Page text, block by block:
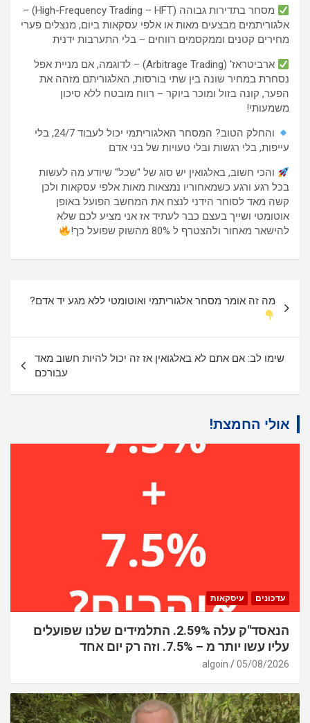
מסחר בתדירות גבוהה (High-Frequency Trading – HFT) –
אלגוריתמים מבצעים מאות או אלפי עסקאות ביום, מנצלים פערי
מחירים קטנים וממקסמים רווחים – בלי התערבות ידנית
ארביטראז' (Arbitrage Trading) – לדוגמה, אם מניית אפל
נסחרת במחיר שונה בין שתי בורסות, האלגוריתם מזהה את
הפער, קונה בזול ומוכר ביוקר – רווח מובטח ללא סיכון
משמעותי!
והחלק הטוב? המסחר האלגוריתמי יכול לעבוד 24/7, בלי
עייפות, בלי רגשות ובלי טעויות של בני אדם
והכי חשוב, באלגואין יש סוג של "שכל" שיודע מה לעשות
בכל רגע ורגע כשמאחוריו נמצאות מאות אלפי עסקאות ולכן
קשה מאד לסוחר הידני לנצח את המחשב הפועל באופן
אוטומטי ושייך בעצם כבר לעתיד אז אני מציע לכם שלא
להישאר מאחור ולהצטרף ל 80% מהשוק שפועל כך!
מה זה אומר מסחר אלגוריתמי ואוטומטי ללא מגע יד אדם?
שימו לב: אם אתם לא באלגואין אז זה יכול להיות חשוב מאד
עבורכם
אולי החמצת!
עדכונים עיסקאות
הנאסד"ק עלה 2.59%. התלמידים שלנו שפועלים
עליו עשו יותר מ – 7.5%. וזה רק יום אחד
05/08/2026
algoin